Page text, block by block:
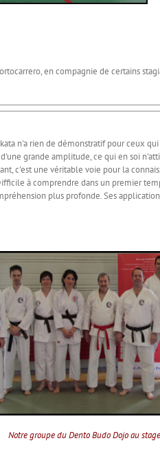
en compagnie de certains
n'a rien de démonstratif pour ceux qui
grande amplitude, ce qui en soi
c'est une véritable voie pour la
à comprendre dans un premier
plus profonde. Ses
Notre groupe du Dento Budo Dojo au